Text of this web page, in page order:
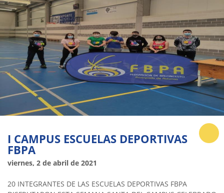
I CAMPUS ESCUELAS DEPORTIVAS
FBPA
viernes, 2 de abril de 2021
20 INTEGRANTES DE LAS ESCUELAS DEPORTIVAS FBPA